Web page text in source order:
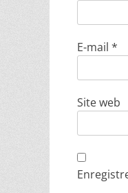
E-mail *
Site web